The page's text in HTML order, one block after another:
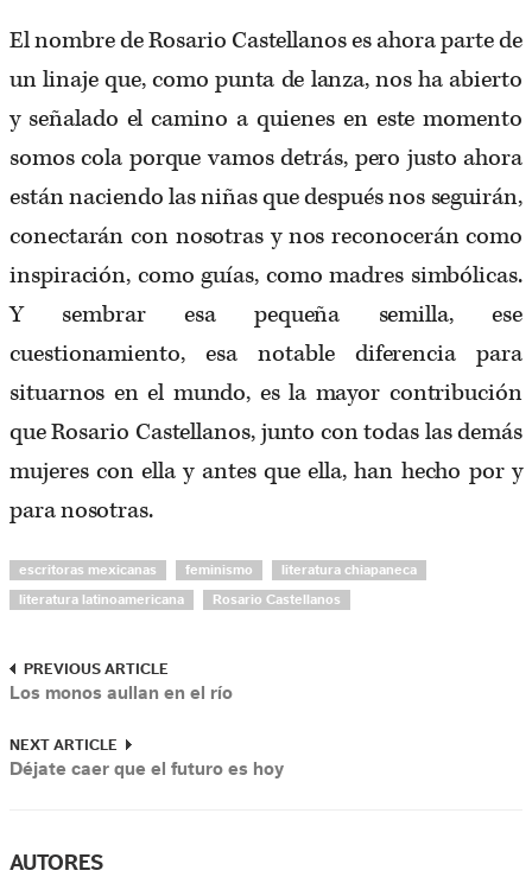
El nombre de Rosario Castellanos es ahora parte de
un linaje que, como punta de lanza, nos ha abierto
y señalado el camino a quienes en este momento
somos cola porque vamos detrás, pero justo ahora
están naciendo las niñas que después nos seguirán,
conectarán con nosotras y nos reconocerán como
inspiración, como guías, como madres simbólicas.
Y sembrar esa pequeña semilla, ese
cuestionamiento, esa notable diferencia para
situarnos en el mundo, es la mayor contribución
que Rosario Castellanos, junto con todas las demás
mujeres con ella y antes que ella, han hecho por y
para nosotras.
escritoras mexicanas feminismo literatura chiapaneca
literatura latinoamericana Rosario Castellanos
PREVIOUS ARTICLE
Los monos aullan en el río
NEXT ARTICLE
Déjate caer que el futuro es hoy
AUTORES